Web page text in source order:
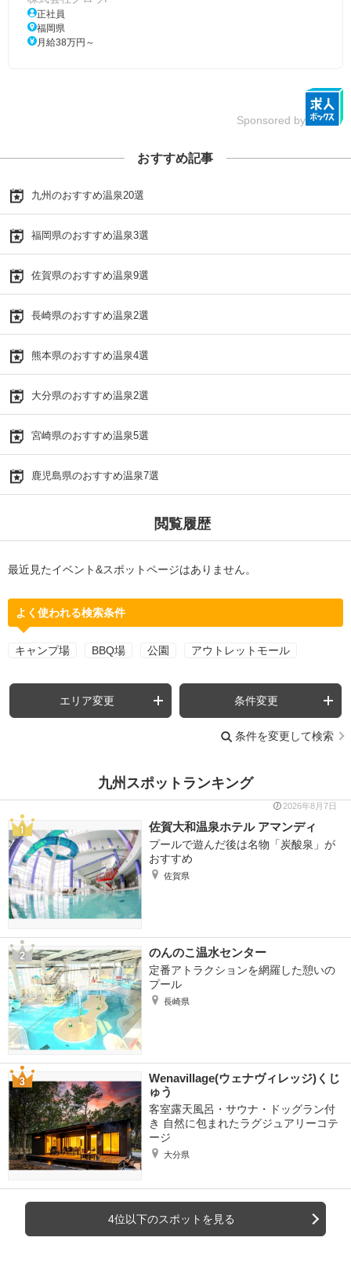
正社員
福岡県
月給38万円～
Sponsored by
おすすめ記事
九州のおすすめ温泉20選
福岡県のおすすめ温泉3選
佐賀県のおすすめ温泉9選
長崎県のおすすめ温泉2選
熊本県のおすすめ温泉4選
大分県のおすすめ温泉2選
宮崎県のおすすめ温泉5選
鹿児島県のおすすめ温泉7選
閲覧履歴
最近見たイベント&スポットページはありません。
よく使われる検索条件
キャンプ場 BBQ場 公園 アウトレットモール
エリア変更 条件変更
条件を変更して検索
九州スポットランキング
2026年8月7日
佐賀大和温泉ホテル アマンディ
プールで遊んだ後は名物「炭酸泉」が
おすすめ
佐賀県
のんのこ温水センター
定番アトラクションを網羅した憩いの
プール
長崎県
Wenavillage(ウェナヴィレッジ)くじ
ゅう
客室露天風呂・サウナ・ドッグラン付
き 自然に包まれたラグジュアリーコテ
ージ
大分県
4位以下のスポットを見る